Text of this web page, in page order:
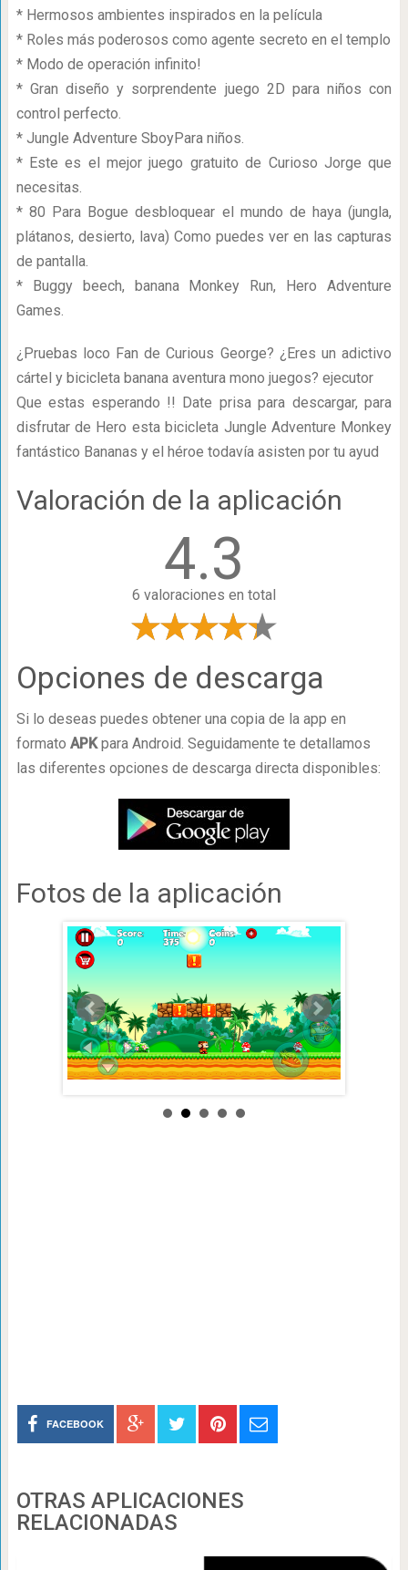
* Hermosos ambientes inspirados en la película
* Roles más poderosos como agente secreto en el templo
* Modo de operación infinito!
* Gran diseño y sorprendente juego 2D para niños con
control perfecto.
* Jungle Adventure SboyPara niños.
* Este es el mejor juego gratuito de Curioso Jorge que
necesitas.
* 80 Para Bogue desbloquear el mundo de haya (jungla,
plátanos, desierto, lava) Como puedes ver en las capturas
de pantalla.
* Buggy beech, banana Monkey Run, Hero Adventure
Games.
¿Pruebas loco Fan de Curious George? ¿Eres un adictivo
cártel y bicicleta banana aventura mono juegos? ejecutor
Que estas esperando !! Date prisa para descargar, para
disfrutar de Hero esta bicicleta Jungle Adventure Monkey
fantástico Bananas y el héroe todavía asisten por tu ayud
Valoración de la aplicación
4.3
6 valoraciones en total
Opciones de descarga
Si lo deseas puedes obtener una copia de la app en
formato APKpara Android. Seguidamente te detallamos
las diferentes opciones de descarga directa disponibles:
Fotos de la aplicación
FACEBOOK
OTRAS APLICACIONES
RELACIONADAS